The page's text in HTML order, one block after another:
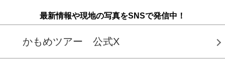
最新情報や現地の写真をSNSで発信中！
かもめツアー 公式X